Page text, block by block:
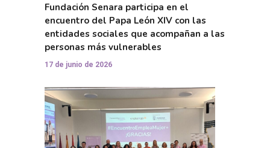
Fundación Senara participa en el
encuentro del Papa León XIV con las
entidades sociales que acompañan a las
personas más vulnerables
17 de junio de 2026